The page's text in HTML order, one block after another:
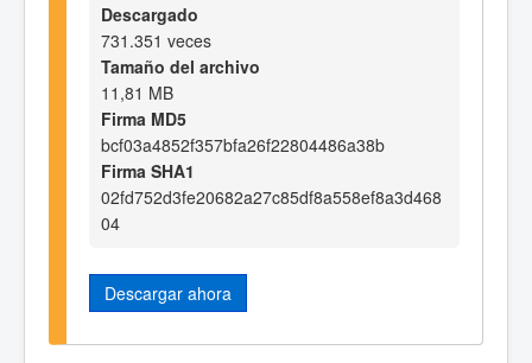
Descargado
731.351 veces
Tamaño del archivo
11,81 MB
Firma MD5
bcf03a4852f357bfa26f22804486a38b
Firma SHA1
02fd752d3fe20682a27c85df8a558ef8a3d468
04
Descargar ahora